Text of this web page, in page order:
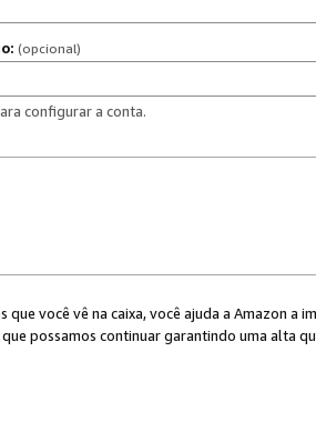
(opcional)
configurar a conta.
que você vê na caixa, você ajuda a Amazon
possamos continuar garantindo uma alta